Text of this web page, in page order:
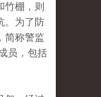
竹棚，则
。为了防
简称警监
员，包括